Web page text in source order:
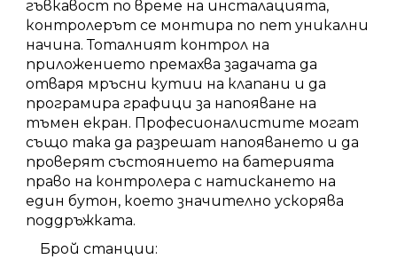
гъвкавост по време на инсталацията,
контролерът се монтира по пет уникални
начина. Тоталният контрол на
приложението премахва задачата да
отваря мръсни кутии на клапани и да
програмира графици за напояване на
тъмен екран. Професионалистите могат
също така да разрешат напояването и да
проверят състоянието на батерията
право на контролера с натискането на
един бутон, което значително ускорява
поддръжката.
Брой станции: